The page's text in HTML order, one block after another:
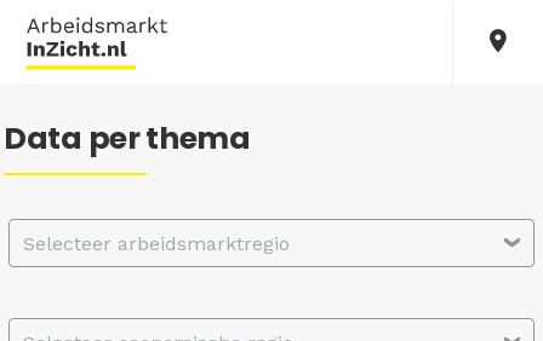
Data per thema
Selecteer arbeidsmarktregio